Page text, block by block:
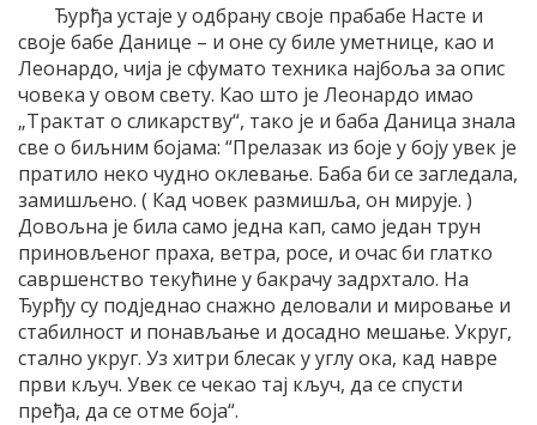
Ђурђа устаје у одбрану своје прабабе Насте и
своје бабе Данице – и оне су биле уметнице, као и
Леонардо, чија је сфумато техника најбоља за опис
човека у овом свету. Као што је Леонардо имао
„Трактат о сликарству“, тако је и баба Даница знала
све о биљним бојама: “Прелазак из боје у боју увек је
пратило неко чудно оклевање. Баба би се загледала,
замишљено. ( Кад човек размишља, он мирује. )
Довољна је била само једна кап, само један трун
приновљеног праха, ветра, росе, и очас би глатко
савршенство текућине у бакрачу задрхтало. На
Ђурђу су подједнао снажно деловали и мировање и
стабилност и понављање и досадно мешање. Укруг,
стално укруг. Уз хитри блесак у углу ока, кад навре
први кључ. Увек се чекао тај кључ, да се спусти
пређа, да се отме боја“.